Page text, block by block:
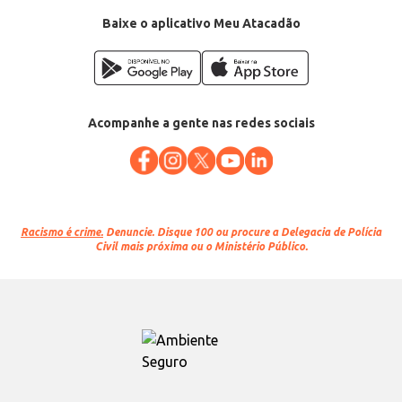
Baixe o aplicativo Meu Atacadão
Acompanhe a gente nas redes sociais
Racismo é crime. Denuncie. Disque 100 ou procure a Delegacia de Polícia
Civil mais próxima ou o Ministério Público.